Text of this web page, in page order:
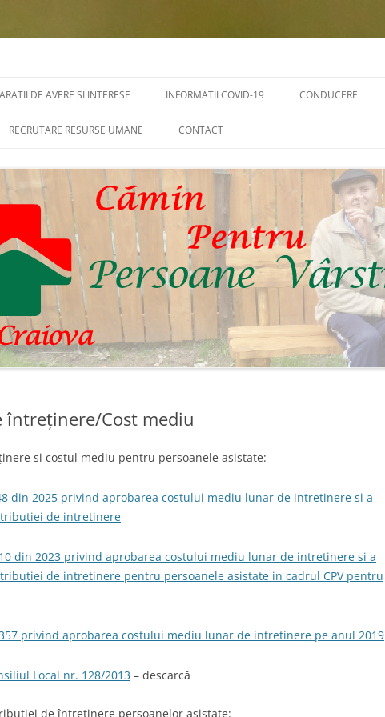
DE AVERE SI INTERESE INFORMATII COVID-19 CONDUCERE
RECRUTARE RESURSE UMANE
ARHIVE CONCURSURI
CONTACT
întreținere/Cost mediu
si costul mediu pentru persoanele asistate:
din 2025 privind aprobarea costului mediu lunar de intretinere si a
de intretinere
din 2023 privind aprobarea costului mediu lunar de intretinere si a
de intretinere pentru persoanele asistate in cadrul CPV pentru
privind aprobarea costului mediu lunar de intretinere pe anul 2019
Local nr. 128/2013 – descarcă
de întreținere persoanelor asistate: